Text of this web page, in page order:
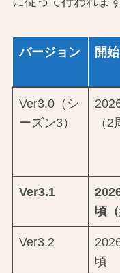
バージョン 開
Ver3.0（シ
ーズン3）
（2
Ver3.1
頃（
Ver3.2
頃